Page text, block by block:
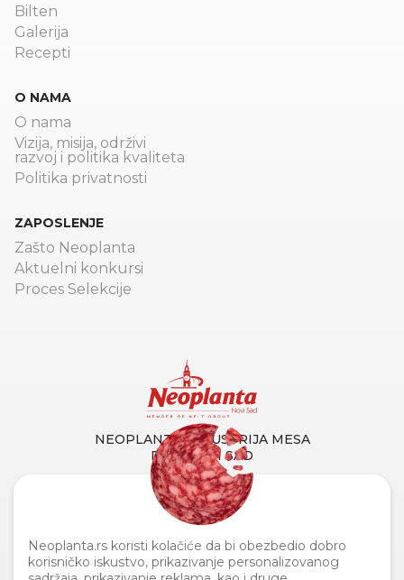
Neoplanta.rs koristi kolačiće da bi obezbedio dobro
korisničko iskustvo, prikazivanje personalizovanog
Bilten
Galerija
Recepti
O NAMA
O nama
Vizija, misija, održivi
razvoj i politika kvaliteta
Politika privatnosti
ZAPOSLENJE
Zašto Neoplanta
Aktuelni konkursi
Proces Selekcije
NEOPLANTA INDUSTRIJA MESA
DOO NOVI SAD
Primorska 90, 21000 Novi Sad
Tel. centrala:+381 21 4873 882
+381 21 419 256
Info linija za potrošače:0800 110
110